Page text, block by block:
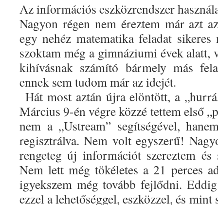
Az információs eszközrendszer
Nagyon régen nem éreztem már azt
egy nehéz matematika feladat sikeres
szoktam még a gimnáziumi évek alatt,
kihívásnak számító bármely más
ennek sem tudom már az idejét.
Hát most aztán újra elöntött, a
Március 9-én végre közzé tettem első
nem a „Ustream” segítségével,
regisztrálva. Nem volt egyszerű!
rengeteg új információt szereztem
Nem lett még tökéletes a 21 perces
igyekszem még tovább fejlődni.
ezzel a lehetőséggel, eszközzel, és